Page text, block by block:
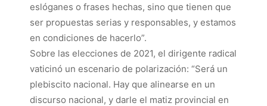
eslóganes o frases hechas, sino que tienen que
ser propuestas serias y responsables, y estamos
en condiciones de hacerlo”.
Sobre las elecciones de 2021, el dirigente radical
vaticinó un escenario de polarización: “Será un
plebiscito nacional. Hay que alinearse en un
discurso nacional, y darle el matiz provincial en